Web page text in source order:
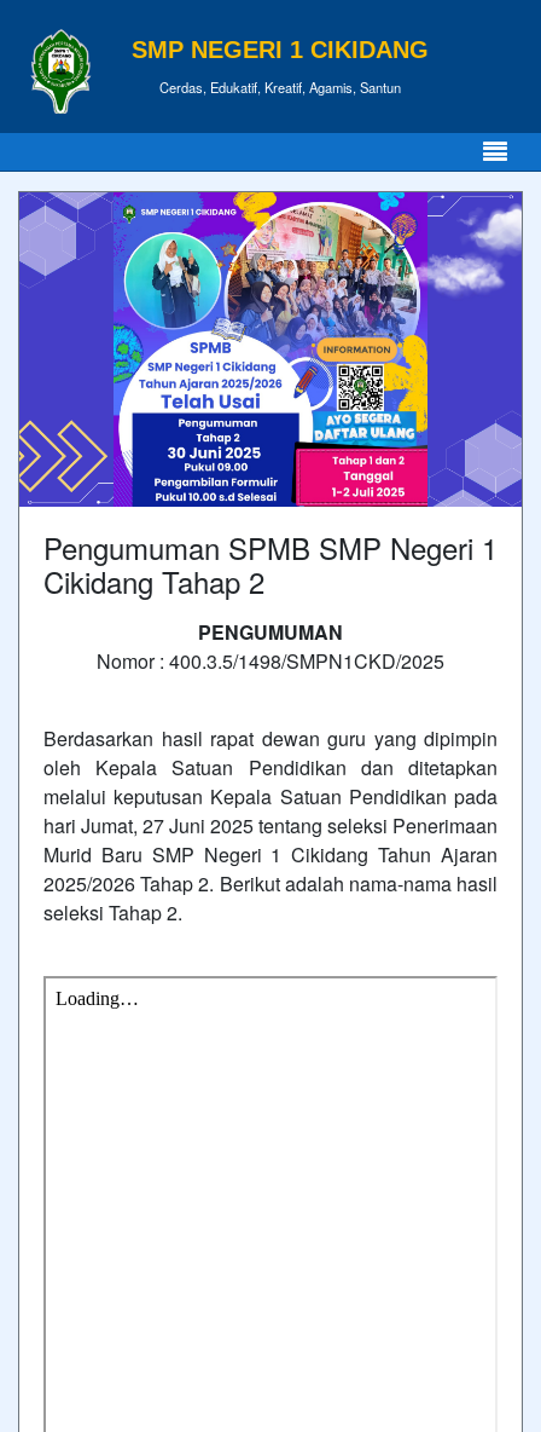
SMP NEGERI 1 CIKIDANG
Cerdas, Edukatif, Kreatif, Agamis, Santun
Pengumuman SPMB SMP Negeri 1
Cikidang Tahap 2
PENGUMUMAN
Nomor : 400.3.5/1498/SMPN1CKD/2025
Berdasarkan hasil rapat dewan guru yang dipimpin
oleh Kepala Satuan Pendidikan dan ditetapkan
melalui keputusan Kepala Satuan Pendidikan pada
hari Jumat, 27 Juni 2025 tentang seleksi Penerimaan
Murid Baru SMP Negeri 1 Cikidang Tahun Ajaran
2025/2026 Tahap 2. Berikut adalah nama-nama hasil
seleksi Tahap 2.